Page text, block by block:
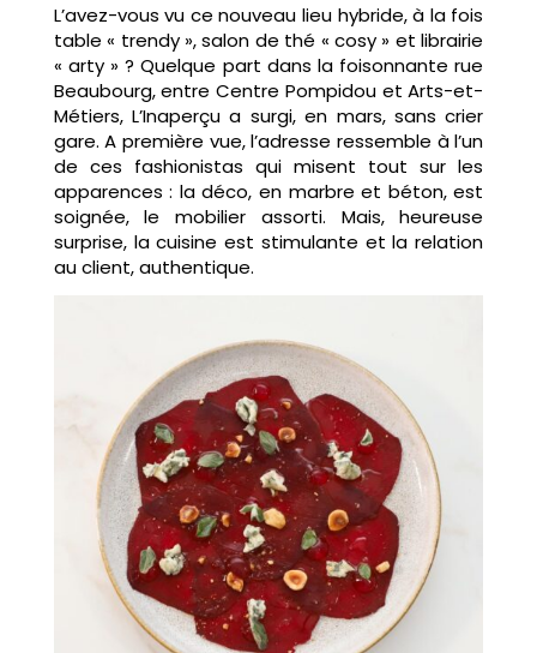
L’avez-vous vu ce nouveau lieu hybride, à la fois
table « trendy », salon de thé « cosy » et librairie
« arty » ? Quelque part dans la foisonnante rue
Beaubourg, entre Centre Pompidou et Arts-et-
Métiers, L’Inaperçu a surgi, en mars, sans crier
gare. A première vue, l’adresse ressemble à l’un
de ces fashionistas qui misent tout sur les
apparences : la déco, en marbre et béton, est
soignée, le mobilier assorti. Mais, heureuse
surprise, la cuisine est stimulante et la relation
au client, authentique.